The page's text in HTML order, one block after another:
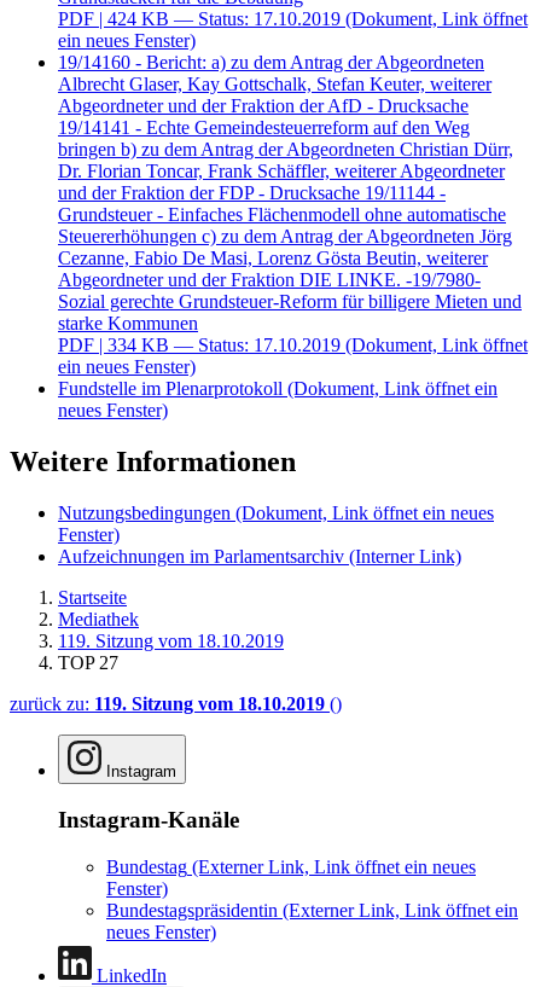
PDF | 424 KB — Status: 17.10.2019 (Dokument, Link öffnet
ein neues Fenster)
19/14160 - Bericht: a) zu dem Antrag der Abgeordneten
Albrecht Glaser, Kay Gottschalk, Stefan Keuter, weiterer
Abgeordneter und der Fraktion der AfD - Drucksache
19/14141 - Echte Gemeindesteuerreform auf den Weg
bringen b) zu dem Antrag der Abgeordneten Christian Dürr,
Dr. Florian Toncar, Frank Schäffler, weiterer Abgeordneter
und der Fraktion der FDP - Drucksache 19/11144 -
Grundsteuer - Einfaches Flächenmodell ohne automatische
Steuererhöhungen c) zu dem Antrag der Abgeordneten Jörg
Cezanne, Fabio De Masi, Lorenz Gösta Beutin, weiterer
Abgeordneter und der Fraktion DIE LINKE. -19/7980-
Sozial gerechte Grundsteuer-Reform für billigere Mieten und
starke Kommunen
PDF | 334 KB — Status: 17.10.2019 (Dokument, Link öffnet
ein neues Fenster)
Fundstelle im Plenarprotokoll (Dokument, Link öffnet ein
neues Fenster)
Weitere Informationen
Nutzungsbedingungen (Dokument, Link öffnet ein neues
Fenster)
Aufzeichnungen im Parlamentsarchiv (Interner Link)
Startseite
Mediathek
119. Sitzung vom 18.10.2019
TOP 27
zurück zu: 119. Sitzung vom 18.10.2019 ()
Instagram
Instagram-Kanäle
Bundestag (Externer Link, Link öffnet ein neues
Fenster)
Bundestagspräsidentin (Externer Link, Link öffnet ein
neues Fenster)
LinkedIn